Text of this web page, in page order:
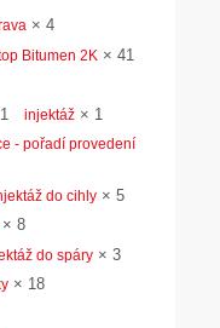
× 4
Bitumen 2K × 41
1 injektáž × 1
- pořadí provedení
do cihly × 5
× 8
do spáry × 3
× 18